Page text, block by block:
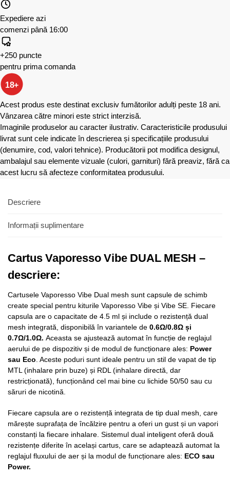
Expediere azi
comenzi până 16:00
+250 puncte
pentru prima comanda
18+
Acest produs este destinat exclusiv fumătorilor adulți peste 18 ani.
Vânzarea către minori este strict interzisă.
Imaginile produselor au caracter ilustrativ. Caracteristicile produsului
livrat sunt cele indicate în descrierea și specificațiile produsului
(denumire, cod, valori tehnice). Producătorii pot modifica designul,
ambalajul sau elemente vizuale (culori, garnituri) fără preaviz, fără ca
acest lucru să afecteze conformitatea produsului.
Descriere
Informații suplimentare
Cartus Vaporesso Vibe DUAL MESH –
descriere:
Cartusele Vaporesso Vibe Dual mesh sunt capsule de schimb
create special pentru kiturile Vaporesso Vibe și Vibe SE. Fiecare
capsula are o capacitate de 4.5 ml și include o rezistență dual
mesh integrată, disponibilă în variantele de 0.6Ω/0.8Ω și
0.7Ω/1.0Ω. Aceasta se ajustează automat în funcție de reglajul
aerului de pe dispozitiv și de modul de funcționare ales: Power
sau Eco. Aceste poduri sunt ideale pentru un stil de vapat de tip
MTL (inhalare prin buze) și RDL (inhalare directă, dar
restricționată), funcționând cel mai bine cu lichide 50/50 sau cu
săruri de nicotină.
Fiecare capsula are o rezistență integrata de tip dual mesh, care
mărește suprafața de încălzire pentru a oferi un gust și un vapori
constanți la fiecare inhalare. Sistemul dual inteligent oferă două
rezistențe diferite în același cartus, care se adaptează automat la
reglajul fluxului de aer și la modul de funcționare ales: ECO sau
Power.